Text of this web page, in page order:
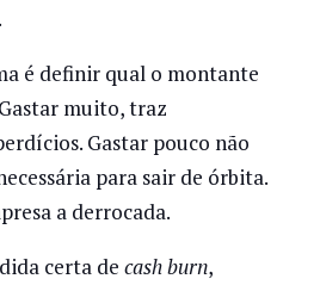
é definir qual o montante
muito, traz
Gastar pouco não
para sair de órbita.
a derrocada.
certa de cash burn,